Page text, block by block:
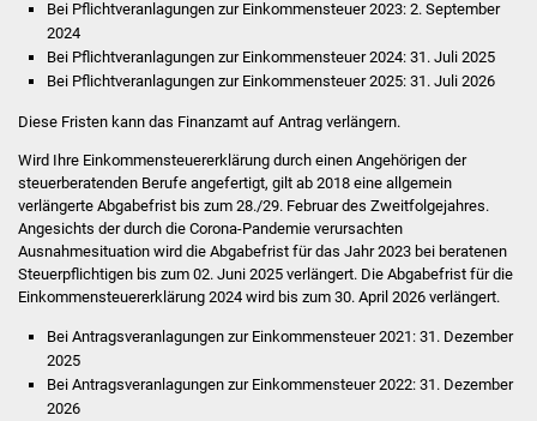
Bei Pflichtveranlagungen zur Einkommensteuer 2023: 2. September
2024
Bei Pflichtveranlagungen zur Einkommensteuer 2024: 31. Juli 2025
Bei Pflichtveranlagungen zur Einkommensteuer 2025: 31. Juli 2026
Diese Fristen kann das Finanzamt auf Antrag verlängern.
Wird Ihre Einkommensteuererklärung durch einen Angehörigen der
steuerberatenden Berufe angefertigt, gilt ab 2018 eine allgemein
verlängerte Abgabefrist bis zum 28./29. Februar des Zweitfolgejahres.
Angesichts der durch die Corona-Pandemie verursachten
Ausnahmesituation wird die Abgabefrist für das Jahr 2023 bei beratenen
Steuerpflichtigen bis zum 02. Juni 2025 verlängert. Die Abgabefrist für die
Einkommensteuererklärung 2024 wird bis zum 30. April 2026 verlängert.
Bei Antragsveranlagungen zur Einkommensteuer 2021: 31. Dezember
2025
Bei Antragsveranlagungen zur Einkommensteuer 2022: 31. Dezember
2026